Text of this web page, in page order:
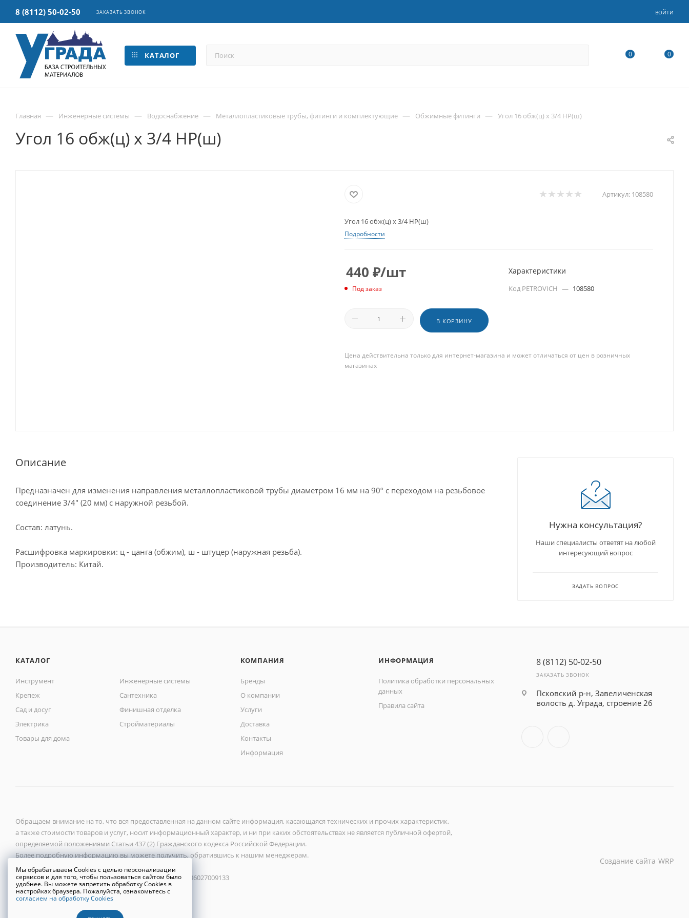
8 (8112) 50-02-50 ЗАКАЗАТЬ ЗВОНОК ВОЙТИ
КАТАЛОГ 0 0
Главная — Инженерные системы — Водоснабжение — Металлопластиковые трубы, фитинги и комплектующие — Обжимные фитинги — Угол 16 обж(ц) х 3/4 НР(ш)
Угол 16 обж(ц) х 3/4 НР(ш)
Артикул: 108580
Угол 16 обж(ц) х 3/4 НР(ш)
Подробности
440 ₽/шт
Под заказ
В КОРЗИНУ
Характеристики
Код PETROVICH — 108580
Цена действительна только для интернет-магазина и может отличаться от цен в розничных
магазинах
Описание
Предназначен для изменения направления металлопластиковой трубы диаметром 16 мм на 90º с переходом на резьбовое
соединение 3/4" (20 мм) с наружной резьбой.
Состав: латунь.
Расшифровка маркировки: ц - цанга (обжим), ш - штуцер (наружная резьба).
Производитель: Китай.
Нужна консультация?
Наши специалисты ответят на любой
интересующий вопрос
ЗАДАТЬ ВОПРОС
КАТАЛОГ
Инструмент
Инженерные системы
Крепеж
Сантехника
Сад и досуг
Финишная отделка
Электрика
Стройматериалы
Товары для дома
КОМПАНИЯ
Бренды
О компании
Услуги
Доставка
Контакты
Информация
ИНФОРМАЦИЯ
Политика обработки персональных
данных
Правила сайта
8 (8112) 50-02-50
ЗАКАЗАТЬ ЗВОНОК
Псковский р-н, Завеличенская
волость д. Уграда, строение 26
Обращаем внимание на то, что вся предоставленная на данном сайте информация, касающаяся технических и прочих характеристик,
а также стоимости товаров и услуг, носит информационный характер, и ни при каких обстоятельствах не является публичной офертой,
определяемой положениями Статьи 437 (2) Гражданского кодекса Российской Федерации.
Более подробную информацию вы можете получить, обратившись к нашим менеджерам.
ООО «Новый город» 2026 ©, ИНН 6027118272, ОГРН 1086027009133
Политика конфиденциальности
Создание сайта WRP
Мы обрабатываем Cookies с целью персонализации
сервисов и для того, чтобы пользоваться сайтом было
удобнее. Вы можете запретить обработку Cookies в
настройках браузера. Пожалуйста, ознакомьтесь с
согласием на обработку Cookies